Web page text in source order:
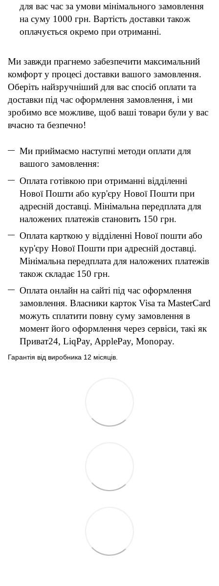
для вас час за умови мінімального замовлення
на суму 1000 грн. Вартість доставки також
оплачується окремо при отриманні.
Ми завжди прагнемо забезпечити максимальний
комфорт у процесі доставки вашого замовлення.
Оберіть найзручніший для вас спосіб оплати та
доставки під час оформлення замовлення, і ми
зробимо все можливе, щоб ваші товари були у вас
вчасно та безпечно!
Ми приймаємо наступні методи оплати для
вашого замовлення:
Оплата готівкою при отриманні відділенні
Нової Пошти або кур'єру Нової Пошти при
адресній доставці. Мінімальна передплата для
наложених платежів становить 150 грн.
Оплата карткою у відділенні Нової пошти або
кур'єру Нової Пошти при адресній доставці.
Мінімальна передплата для наложених платежів
також складає 150 грн.
Оплата онлайн на сайті під час оформлення
замовлення. Власники карток Visa та MasterCard
можуть сплатити повну суму замовлення в
момент його оформлення через сервіси, такі як
Приват24, LiqPay, ApplePay, Monopay.
Гарантія від виробника 12 місяців.